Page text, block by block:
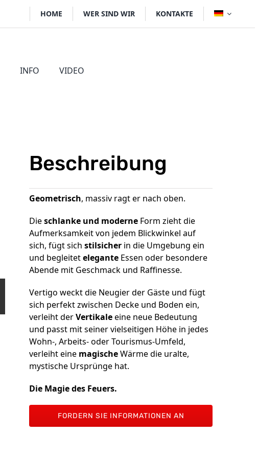
HOME WER SIND WIR KONTAKTE
Heizung Roma
INFO VIDEO
Beschreibung
Geometrisch, massiv ragt er nach oben.
Dieschlanke und moderne Form zieht die
Aufmerksamkeit von jedem Blickwinkel auf
sich, fügt sichstilsicher in die Umgebung ein
und begleitetelegante Essen oder besondere
Abende mit Geschmack und Raffinesse.
Vertigo weckt die Neugier der Gäste und fügt
sich perfekt zwischen Decke und Boden ein,
verleiht derVertikaleeine neue Bedeutung
und passt mit seiner vielseitigen Höhe in jedes
Wohn-, Arbeits- oder Tourismus-Umfeld,
verleiht eine magischeWärme die uralte,
mystische Ursprünge hat.
Die Magie des Feuers.
FORDERN SIE INFORMATIONEN AN